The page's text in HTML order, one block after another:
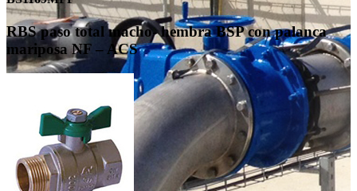
RBS paso total macho- hembra BSP con palanca
mariposa NF – ACS